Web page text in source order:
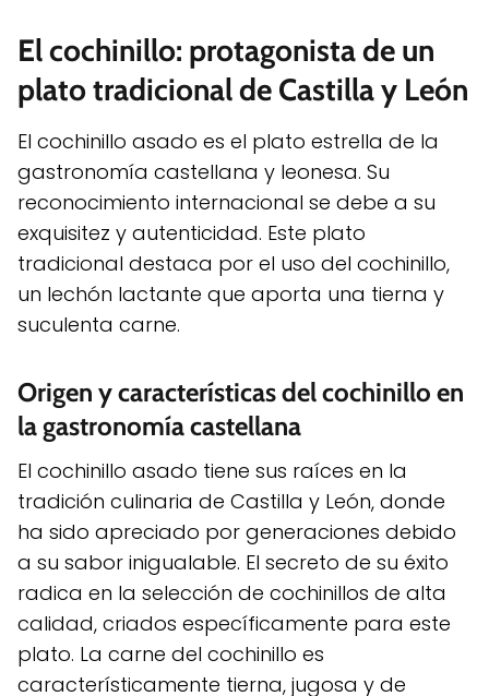
El cochinillo: protagonista de un
plato tradicional de Castilla y León
El cochinillo asado es el plato estrella de la
gastronomía castellana y leonesa. Su
reconocimiento internacional se debe a su
exquisitez y autenticidad. Este plato
tradicional destaca por el uso del cochinillo,
un lechón lactante que aporta una tierna y
suculenta carne.
Origen y características del cochinillo en
la gastronomía castellana
El cochinillo asado tiene sus raíces en la
tradición culinaria de Castilla y León, donde
ha sido apreciado por generaciones debido
a su sabor inigualable. El secreto de su éxito
radica en la selección de cochinillos de alta
calidad, criados específicamente para este
plato. La carne del cochinillo es
característicamente tierna, jugosa y de